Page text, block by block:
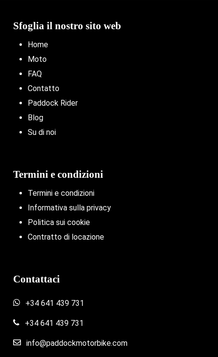
Sfoglia il nostro sito web
Home
Moto
FAQ
Contatto
Paddock Rider
Blog
Su di noi
Termini e condizioni
Termini e condizioni
Informativa sulla privacy
Politica sui cookie
Contratto di locazione
Contattaci
+34 641 439 731
+34 641 439 731
info@paddockmotorbike.com